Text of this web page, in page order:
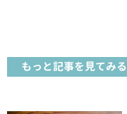
もっと記事を見てみる